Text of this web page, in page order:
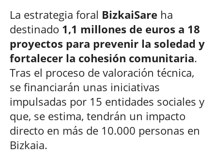
La estrategia foral BizkaiSare ha
destinado 1,1 millones de euros a 18
proyectos para prevenir la soledad y
fortalecer la cohesión comunitaria.
Tras el proceso de valoración técnica,
se financiarán unas iniciativas
impulsadas por 15 entidades sociales y
que, se estima, tendrán un impacto
directo en más de 10.000 personas en
Bizkaia.